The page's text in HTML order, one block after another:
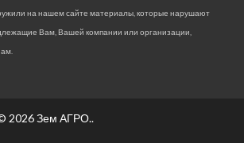
на нашем сайте материалы, которые нарушают
Вам, Вашей компании или организации,
2026Зем АГРО..